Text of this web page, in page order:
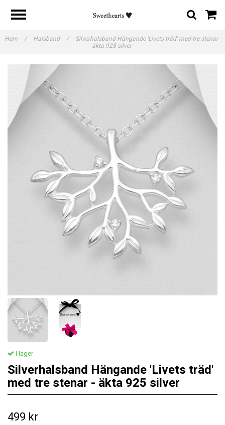
Hem / Halsband /
Silverhalsband Hängande 'Livets träd' med tre stenar -
äkta 925 silver
I lager
Silverhalsband Hängande 'Livets träd'
med tre stenar - äkta 925 silver
499 kr